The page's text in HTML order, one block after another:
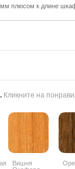
мм плюсом к длине
. Кликните на
Вишня